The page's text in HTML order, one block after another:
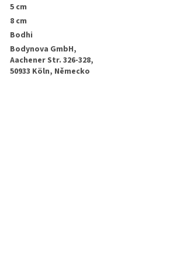
5 cm
8 cm
Bodhi
Bodynova GmbH,
Aachener Str. 326-328,
50933 Köln, Německo